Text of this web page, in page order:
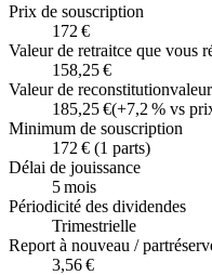
Prix de souscription
172 €
Valeur de retraitce que vous
158,25 €
Valeur de reconstitution
185,25 €(+7,2 % vs
Minimum de souscription
172 € (1 parts)
Délai de jouissance
5 mois
Périodicité des dividendes
Trimestrielle
Report à nouveau / part
3,56 €